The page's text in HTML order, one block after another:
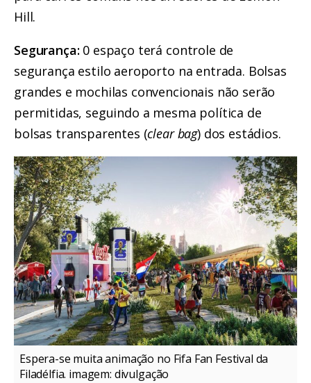
Hill.
Segurança:0 espaço terá controle de
segurança estilo aeroporto na entrada. Bolsas
grandes e mochilas convencionais não serão
permitidas, seguindo a mesma política de
bolsas transparentes (clear bag) dos estádios.
Espera-se muita animação no Fifa Fan Festival da
Filadélfia. imagem: divulgação